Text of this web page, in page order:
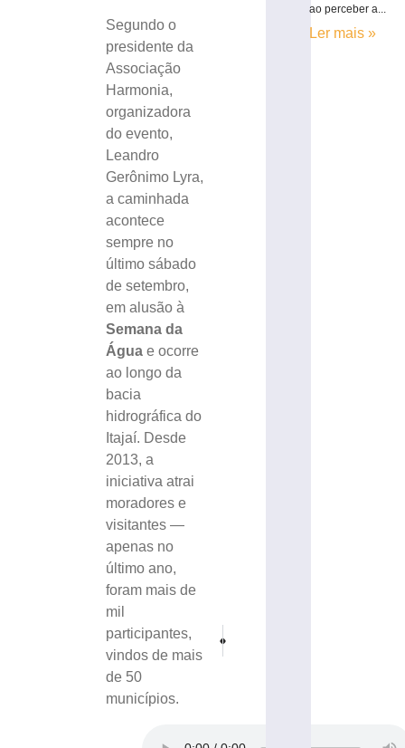
Segundo o
presidente da
Associação
Harmonia,
organizadora
do evento,
Leandro
Gerônimo Lyra,
a caminhada
acontece
sempre no
último sábado
de setembro,
em alusão à
Semana da
Água e ocorre
ao longo da
bacia
hidrográfica do
Itajaí. Desde
2013, a
iniciativa atrai
moradores e
visitantes —
apenas no
último ano,
foram mais de
mil
participantes,
vindos de mais
de 50
municípios.
ao perceber a...
Ler mais »